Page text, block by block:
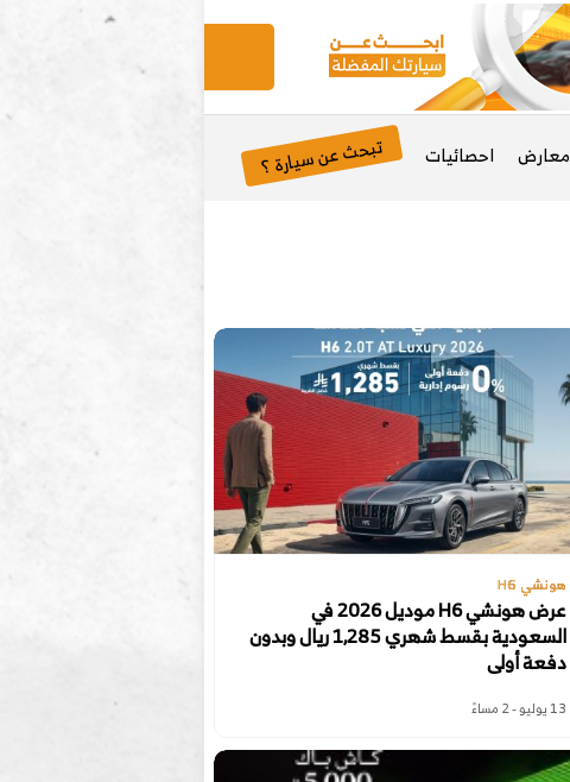
معارض احصائيات تبحث عن سيارة ؟
هونشي H6
عرض هونشي H6 موديل 2026 في
السعودية بقسط شهري 1,285 ريال وبدون
دفعة أولى
13 يوليو - 2 مساءً